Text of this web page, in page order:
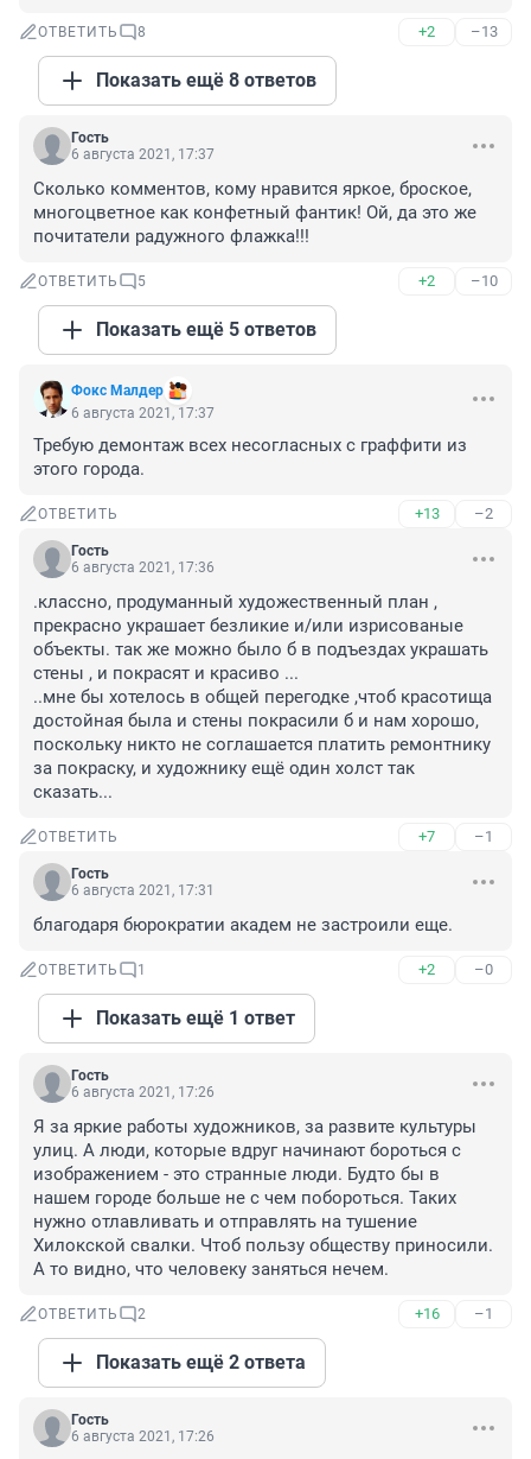
ОТВЕТИТЬ 8 +2 –13
Показать ещё 8 ответов
Гость
6 августа 2021, 17:37
Сколько комментов, кому нравится яркое, броское,
многоцветное как конфетный фантик! Ой, да это же
почитатели радужного флажка!!!
ОТВЕТИТЬ 5 +2 –10
Показать ещё 5 ответов
Фокс Малдер
6 августа 2021, 17:37
Требую демонтаж всех несогласных с граффити из
этого города.
ОТВЕТИТЬ +13 –2
Гость
6 августа 2021, 17:36
.классно, продуманный художественный план ,
прекрасно украшает безликие и/или изрисованые
объекты. так же можно было б в подъездах украшать
стены , и покрасят и красиво ...
..мне бы хотелось в общей перегодке ,чтоб красотища
достойная была и стены покрасили б и нам хорошо,
поскольку никто не соглашается платить ремонтнику
за покраску, и художнику ещё один холст так
сказать...
ОТВЕТИТЬ +7 –1
Гость
6 августа 2021, 17:31
благодаря бюрократии академ не застроили еще.
ОТВЕТИТЬ 1 +2 –0
Показать ещё 1 ответ
Гость
6 августа 2021, 17:26
Я за яркие работы художников, за развите культуры
улиц. А люди, которые вдруг начинают бороться с
изображением - это странные люди. Будто бы в
нашем городе больше не с чем побороться. Таких
нужно отлавливать и отправлять на тушение
Хилокской свалки. Чтоб пользу обществу приносили.
А то видно, что человеку заняться нечем.
ОТВЕТИТЬ 2 +16 –1
Показать ещё 2 ответа
Гость
6 августа 2021, 17:26